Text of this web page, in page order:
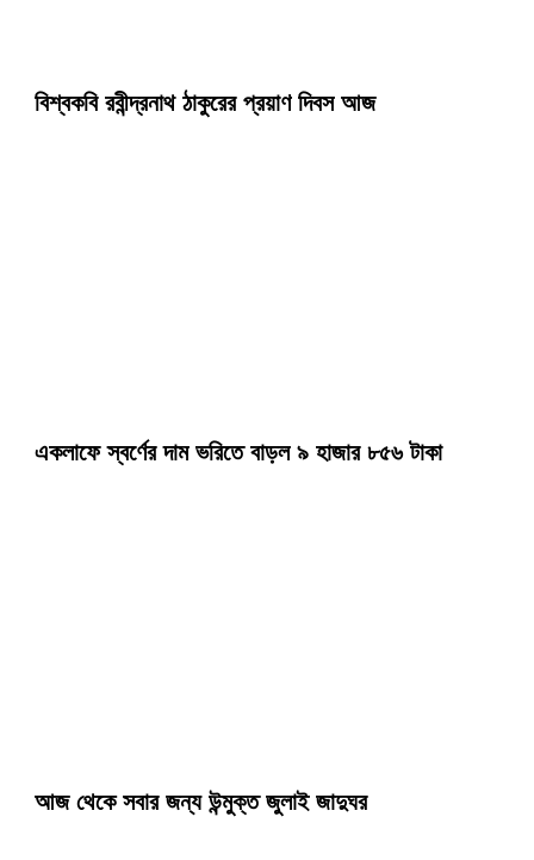
বিশ্বকবি রবীন্দ্রনাথ ঠাকুরের প্রয়াণ দিবস আজ
একলাফে স্বর্ণের দাম ভরিতে বাড়ল ৯ হাজার ৮৫৬ টাকা
আজ থেকে সবার জন্য উন্মুক্ত জুলাই জাদুঘর